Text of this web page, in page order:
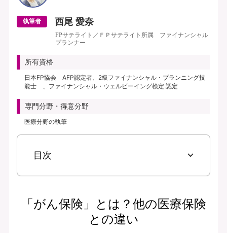
執筆者 西尾 愛奈
FPサテライト／ＦＰサテライト所属 ファイナンシャル
プランナー
所有資格
日本FP協会 AFP認定者、2級ファイナンシャル・プランニング技
能士 、ファイナンシャル・ウェルビーイング検定 認定
専門分野・得意分野
医療分野の執筆
目次
「がん保険」とは？他の医療保険
との違い